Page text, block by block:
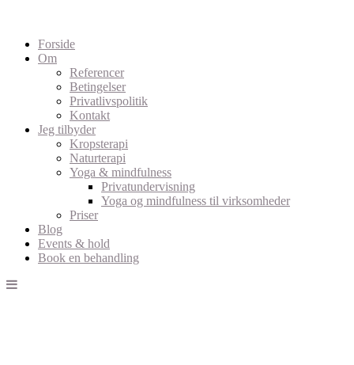
Forside
Om
Referencer
Betingelser
Privatlivspolitik
Kontakt
Jeg tilbyder
Kropsterapi
Naturterapi
Yoga & mindfulness
Privatundervisning
Yoga og mindfulness til virksomheder
Priser
Blog
Events & hold
Book en behandling